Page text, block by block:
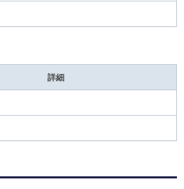
詳細